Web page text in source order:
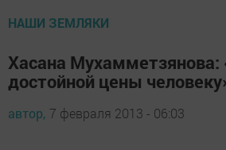
НАШИ ЗЕМЛЯКИ
Хасана Мухамметзянова:
достойной цены
автор, 7 февраля 2013 - 06:03